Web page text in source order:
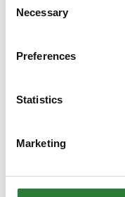
Selection
Necessary
Preferences
Statistics
Marketing